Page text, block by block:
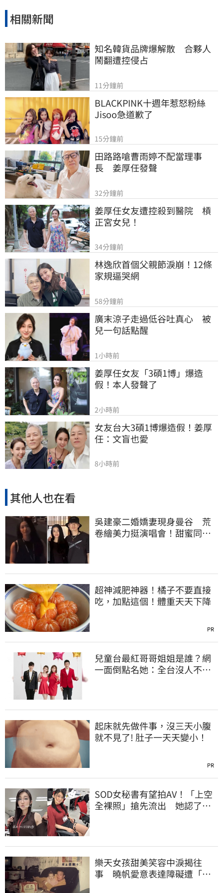
相關新聞
知名韓貨品牌爆解散　合夥人
鬧翻遭控侵占
11分鐘前
BLACKPINK十週年惹怒粉絲
Jisoo急道歉了
15分鐘前
田路路嗆曹雨婷不配當理事
長　姜厚任發聲
32分鐘前
姜厚任女友遭控殺到醫院　槓
正宮女兒！
34分鐘前
林逸欣首個父親節淚崩！12條
家規逼哭網
58分鐘前
廣末涼子走過低谷吐真心　被
兒一句話點醒
1小時前
姜厚任女友「3碩1博」爆造
假！本人發聲了
2小時前
女友台大3碩1博爆造假！姜厚
任：文盲也愛
8小時前
其他人也在看
吳建豪二婚嬌妻現身曼谷 荒
卷繪美力挺演唱會！甜蜜同框
超神減肥神器！橘子不要直接
吃，加點這個！體重天天下降
PR
兒童台最紅哥哥姐姐是誰？網
一面倒點名她：全台沒人不認
起床就先做件事，沒三天小腹
就不見了! 肚子一天天變小！
PR
SOD女秘書有望拍AV！「上空
全裸照」搶先流出 她認了：
樂天女孩甜美笑容中淚揭往
事 曉帆愛意表達障礙遭「粉